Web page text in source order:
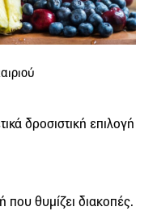
δροσιστική επιλογή
που θυμίζει διακοπές.